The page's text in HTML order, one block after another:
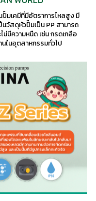
มเคมีที่มีอัตราการไหลสูง มี
นวัสดุหัวปั๊มเป็น PP สามารถ
มีความหนืด เช่น กรดเกลือ
นในอุตสาหกรรมทั่วไป